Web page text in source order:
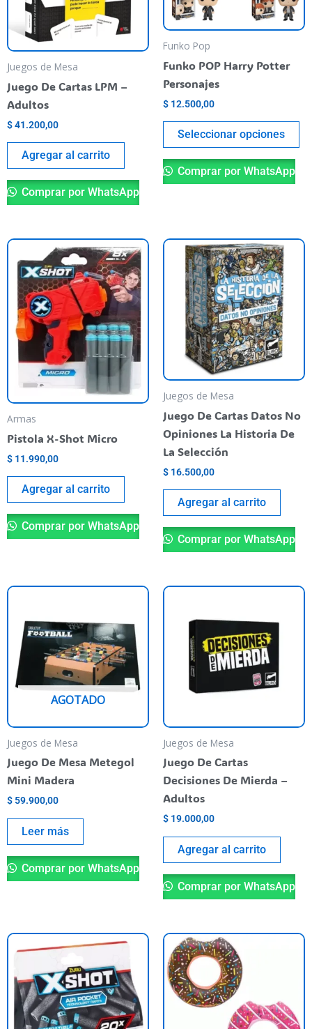
Juegos de Mesa
Juego De Cartas LPM –
Adultos
$41.200,00
Agregar al carrito
Comprar por WhatsApp
Funko Pop
Funko POP Harry Potter
Personajes
$ 12.500,00
Seleccionar opciones
se
Comprar por WhatsApp
Armas
Pistola X-Shot Micro
$ 11.990,00
Agregar al carrito
Comprar por WhatsApp
Juegos de Mesa
Juego De Cartas Datos No
Opiniones La Historia De
La Selección
$ 16.500,00
Agregar al carrito
Comprar por WhatsApp
AGOTADO
Juegos de Mesa
Juego De Mesa Metegol
Mini Madera
$ 59.900,00
Leer más
Comprar por WhatsApp
Juegos de Mesa
Juego De Cartas
Decisiones De Mierda –
Adultos
$ 19.000,00
Agregar al carrito
Comprar por WhatsApp